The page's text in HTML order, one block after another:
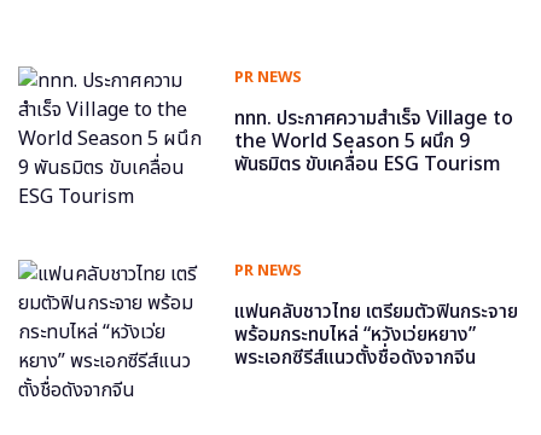
PR NEWS
ททท. ประกาศความสำเร็จ Village to
the World Season 5 ผนึก 9
พันธมิตร ขับเคลื่อน ESG Tourism
PR NEWS
แฟนคลับชาวไทย เตรียมตัวฟินกระจาย
พร้อมกระทบไหล่ “หวังเว่ยหยาง”
พระเอกซีรีส์แนวตั้งชื่อดังจากจีน